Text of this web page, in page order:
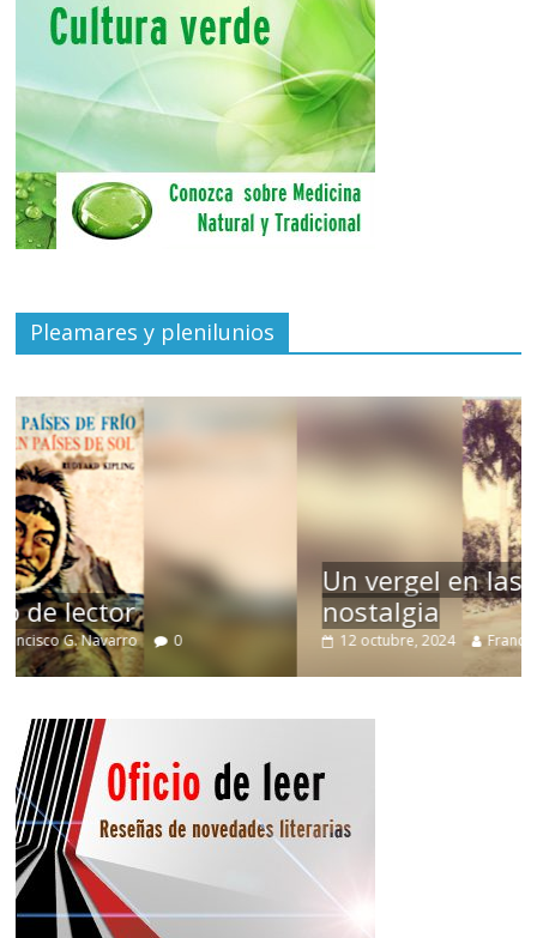
Pleamares y plenilunios
Un vergel en las nieblas de la
nostalgia
12 octubre, 2024 Francisco G. Navarro 0